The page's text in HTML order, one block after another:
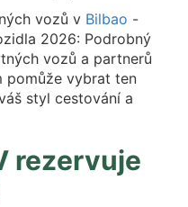
vozů v Bilbao -
2026: Podrobný
vozů a partnerů
pomůže vybrat ten
styl cestování a
rezervuje